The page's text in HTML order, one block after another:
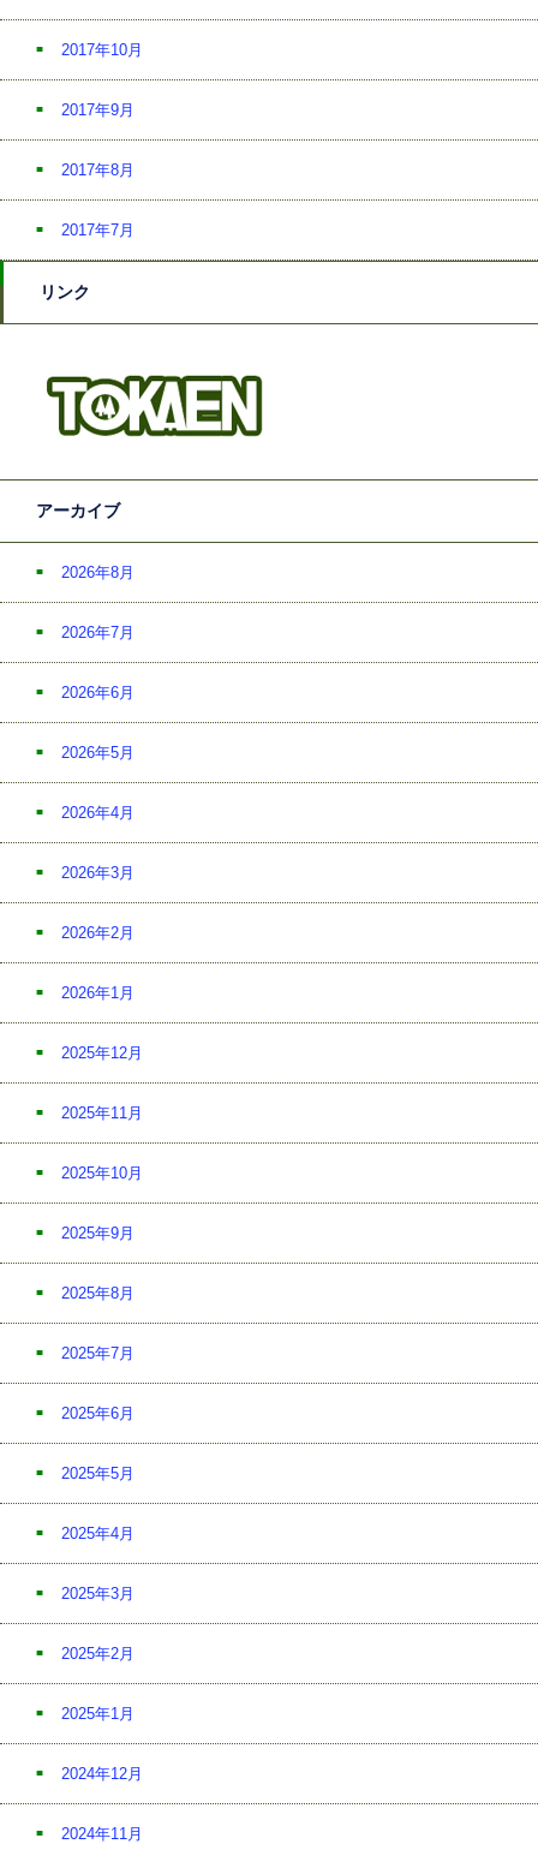
2017年10月
2017年9月
2017年8月
2017年7月
リンク
アーカイブ
2026年8月
2026年7月
2026年6月
2026年5月
2026年4月
2026年3月
2026年2月
2026年1月
2025年12月
2025年11月
2025年10月
2025年9月
2025年8月
2025年7月
2025年6月
2025年5月
2025年4月
2025年3月
2025年2月
2025年1月
2024年12月
2024年11月